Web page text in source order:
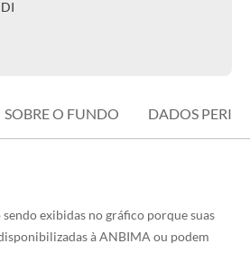
SOBRE O FUNDO DADOS
exibidas no gráfico porque suas
à ANBIMA ou podem